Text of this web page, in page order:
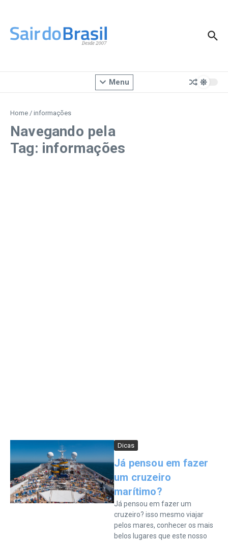
Menu
Home / informações
Navegando pela
Tag: informações
Dicas
Já pensou em fazer
um cruzeiro
marítimo?
Já pensou em fazer um
cruzeiro? isso mesmo viajar
pelos mares, conhecer os mais
belos lugares que este nosso